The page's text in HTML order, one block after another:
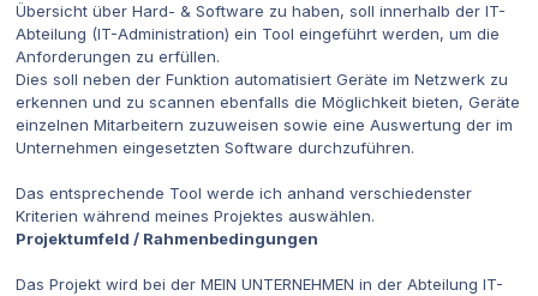
Übersicht über Hard- & Software zu haben, soll innerhalb der IT-
Abteilung (IT-Administration) ein Tool eingeführt werden, um die
Anforderungen zu erfüllen.
Dies soll neben der Funktion automatisiert Geräte im Netzwerk zu
erkennen und zu scannen ebenfalls die Möglichkeit bieten, Geräte
einzelnen Mitarbeitern zuzuweisen sowie eine Auswertung der im
Unternehmen eingesetzten Software durchzuführen.
Das entsprechende Tool werde ich anhand verschiedenster
Kriterien während meines Projektes auswählen.
Projektumfeld / Rahmenbedingungen
Das Projekt wird bei der MEIN UNTERNEHMEN in der Abteilung IT-